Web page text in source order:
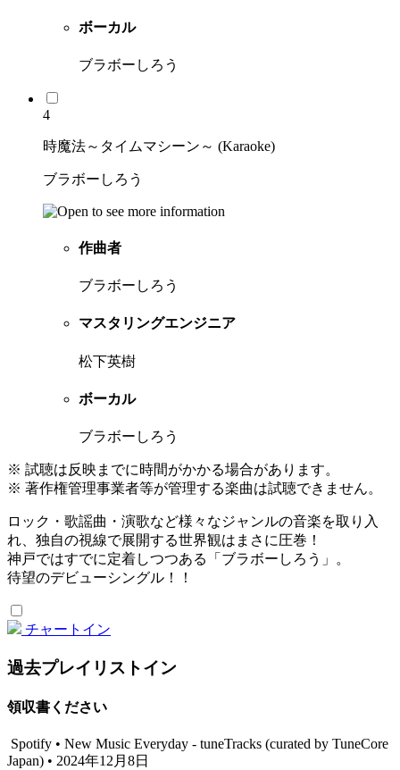
ボーカル
ブラボーしろう
4
時魔法～タイムマシーン～ (Karaoke)
ブラボーしろう
作曲者
ブラボーしろう
マスタリングエンジニア
松下英樹
ボーカル
ブラボーしろう
※ 試聴は反映までに時間がかかる場合があります。
※ 著作権管理事業者等が管理する楽曲は試聴できません。
ロック・歌謡曲・演歌など様々なジャンルの音楽を取り入
れ、独自の視線で展開する世界観はまさに圧巻！
神戸ではすでに定着しつつある「ブラボーしろう」。
待望のデビューシングル！！
チャートイン
過去プレイリストイン
領収書ください
Spotify • New Music Everyday - tuneTracks (curated by TuneCore
Japan) • 2024年12月8日